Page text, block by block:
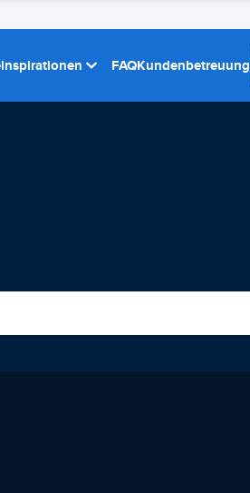
FAQKundenbetreuung